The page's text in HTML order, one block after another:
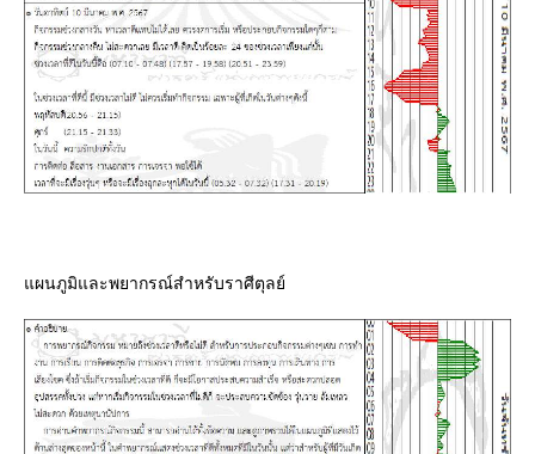
ผนภูมิและพยากรณ์สำหรับราศีตุลย์